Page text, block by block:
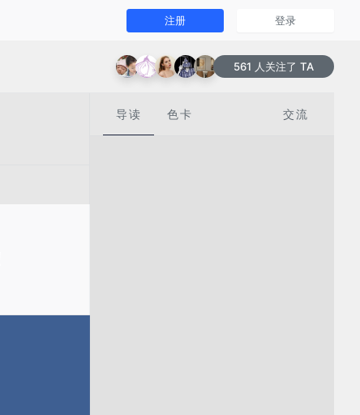
注册 登录
561 人关注了 TA
导读 色卡 交流